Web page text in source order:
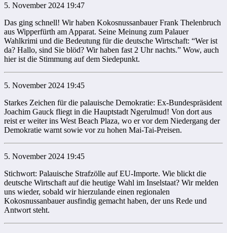
5. November 2024 19:47
Das ging schnell! Wir haben Kokosnussanbauer Frank Thelenbruch
aus Wipperfürth am Apparat. Seine Meinung zum Palauer
Wahlkrimi und die Bedeutung für die deutsche Wirtschaft: “Wer ist
da? Hallo, sind Sie blöd? Wir haben fast 2 Uhr nachts.” Wow, auch
hier ist die Stimmung auf dem Siedepunkt.
5. November 2024 19:45
Starkes Zeichen für die palauische Demokratie: Ex-Bundespräsident
Joachim Gauck fliegt in die Hauptstadt Ngerulmud! Von dort aus
reist er weiter ins West Beach Plaza, wo er vor dem Niedergang der
Demokratie warnt sowie vor zu hohen Mai-Tai-Preisen.
5. November 2024 19:45
Stichwort: Palauische Strafzölle auf EU-Importe. Wie blickt die
deutsche Wirtschaft auf die heutige Wahl im Inselstaat? Wir melden
uns wieder, sobald wir hierzulande einen regionalen
Kokosnussanbauer ausfindig gemacht haben, der uns Rede und
Antwort steht.